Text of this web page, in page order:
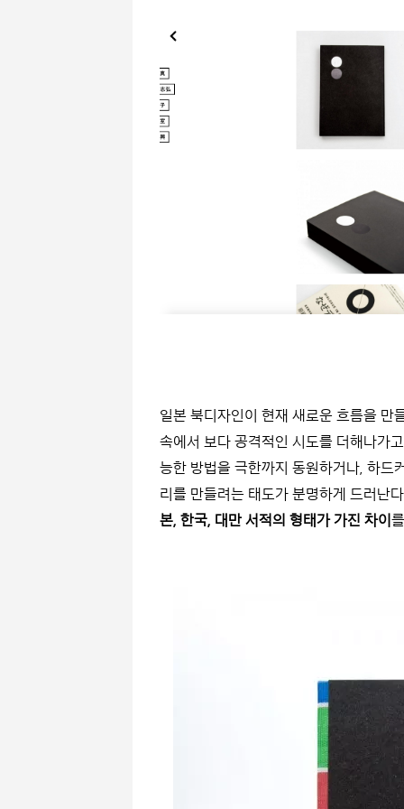
일본 북디자인이 현재 새로운 흐름을 만
속에서 보다 공격적인 시도를 더해나가
능한 방법을 극한까지 동원하거나, 하드
리를 만들려는 태도가 분명하게 드러난
본, 한국, 대만 서적의 형태가 가진 차이